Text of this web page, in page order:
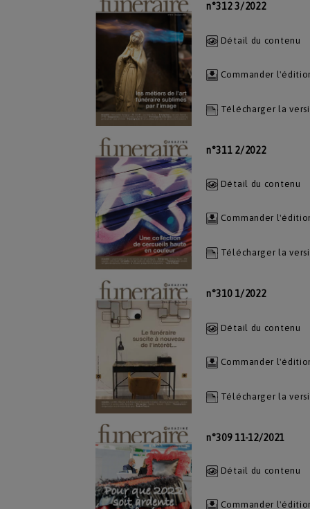
n°312 3/2022
Détail du contenu
Commander
Télécharger la
n°311 2/2022
Détail du contenu
Commander
Télécharger la
n°310 1/2022
Détail du contenu
Commander
Télécharger la
n°309 11-12/2021
Détail du contenu
Commander